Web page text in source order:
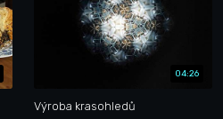
04:26
Výroba krasohledů